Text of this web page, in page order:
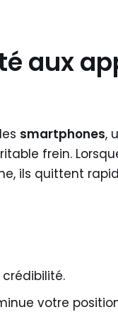
aux
smartphones,
frein.
ils quittent
votre